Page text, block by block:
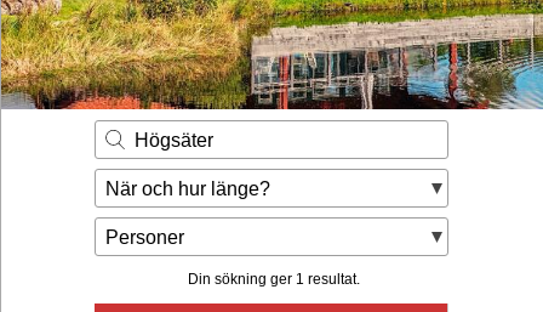
Husägare
Se hur mycket du kan tjäna
Räkna ut din
hyresintäkt
Högsäter
När och hur länge?
Personer
Din sökning ger 1 resultat.